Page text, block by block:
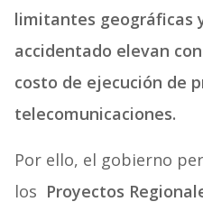
limitantes geográficas
accidentado elevan
costo de ejecución de
telecomunicaciones.
Por ello, el gobierno
los Proyectos